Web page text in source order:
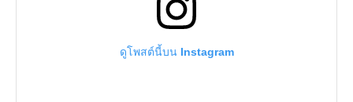
ดูโพสต์นี้บน Instagram